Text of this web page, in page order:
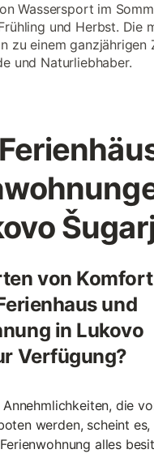
Wassersport im
und Herbst. Die
zu einem ganzjährigen
und Naturliebhaber.
von Komfort
und
in Lukovo
Verfügung?
die
werden, scheint es,
alles